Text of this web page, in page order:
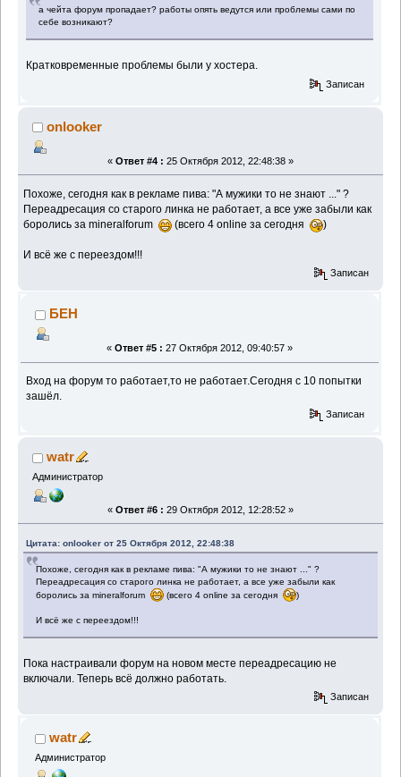
а чейта форум пропадает? работы опять ведутся или проблемы сами по
себе возникают?
Кратковременные проблемы были у хостера.
Записан
onlooker
« Ответ #4 : 25 Октября 2012, 22:48:38 »
Похоже, сегодня как в рекламе пива: "А мужики то не знают ..." ?
Переадресация со старого линка не работает, а все уже забыли как
боролись за mineralforum
(всего 4 online за сегодня )
И всё же с переездом!!!
Записан
БЕН
« Ответ #5 : 27 Октября 2012, 09:40:57 »
Вход на форум то работает,то не работает.Сегодня с 10 попытки
зашёл.
Записан
watr
Администратор
« Ответ #6 : 29 Октября 2012, 12:28:52 »
Цитата: onlooker от 25 Октября 2012, 22:48:38
Похоже, сегодня как в рекламе пива: "А мужики то не знают ..." ?
Переадресация со старого линка не работает, а все уже забыли как
боролись за mineralforum
(всего 4 online за сегодня )
И всё же с переездом!!!
Пока настраивали форум на новом месте переадресацию не
включали. Теперь всё должно работать.
Записан
watr
Администратор